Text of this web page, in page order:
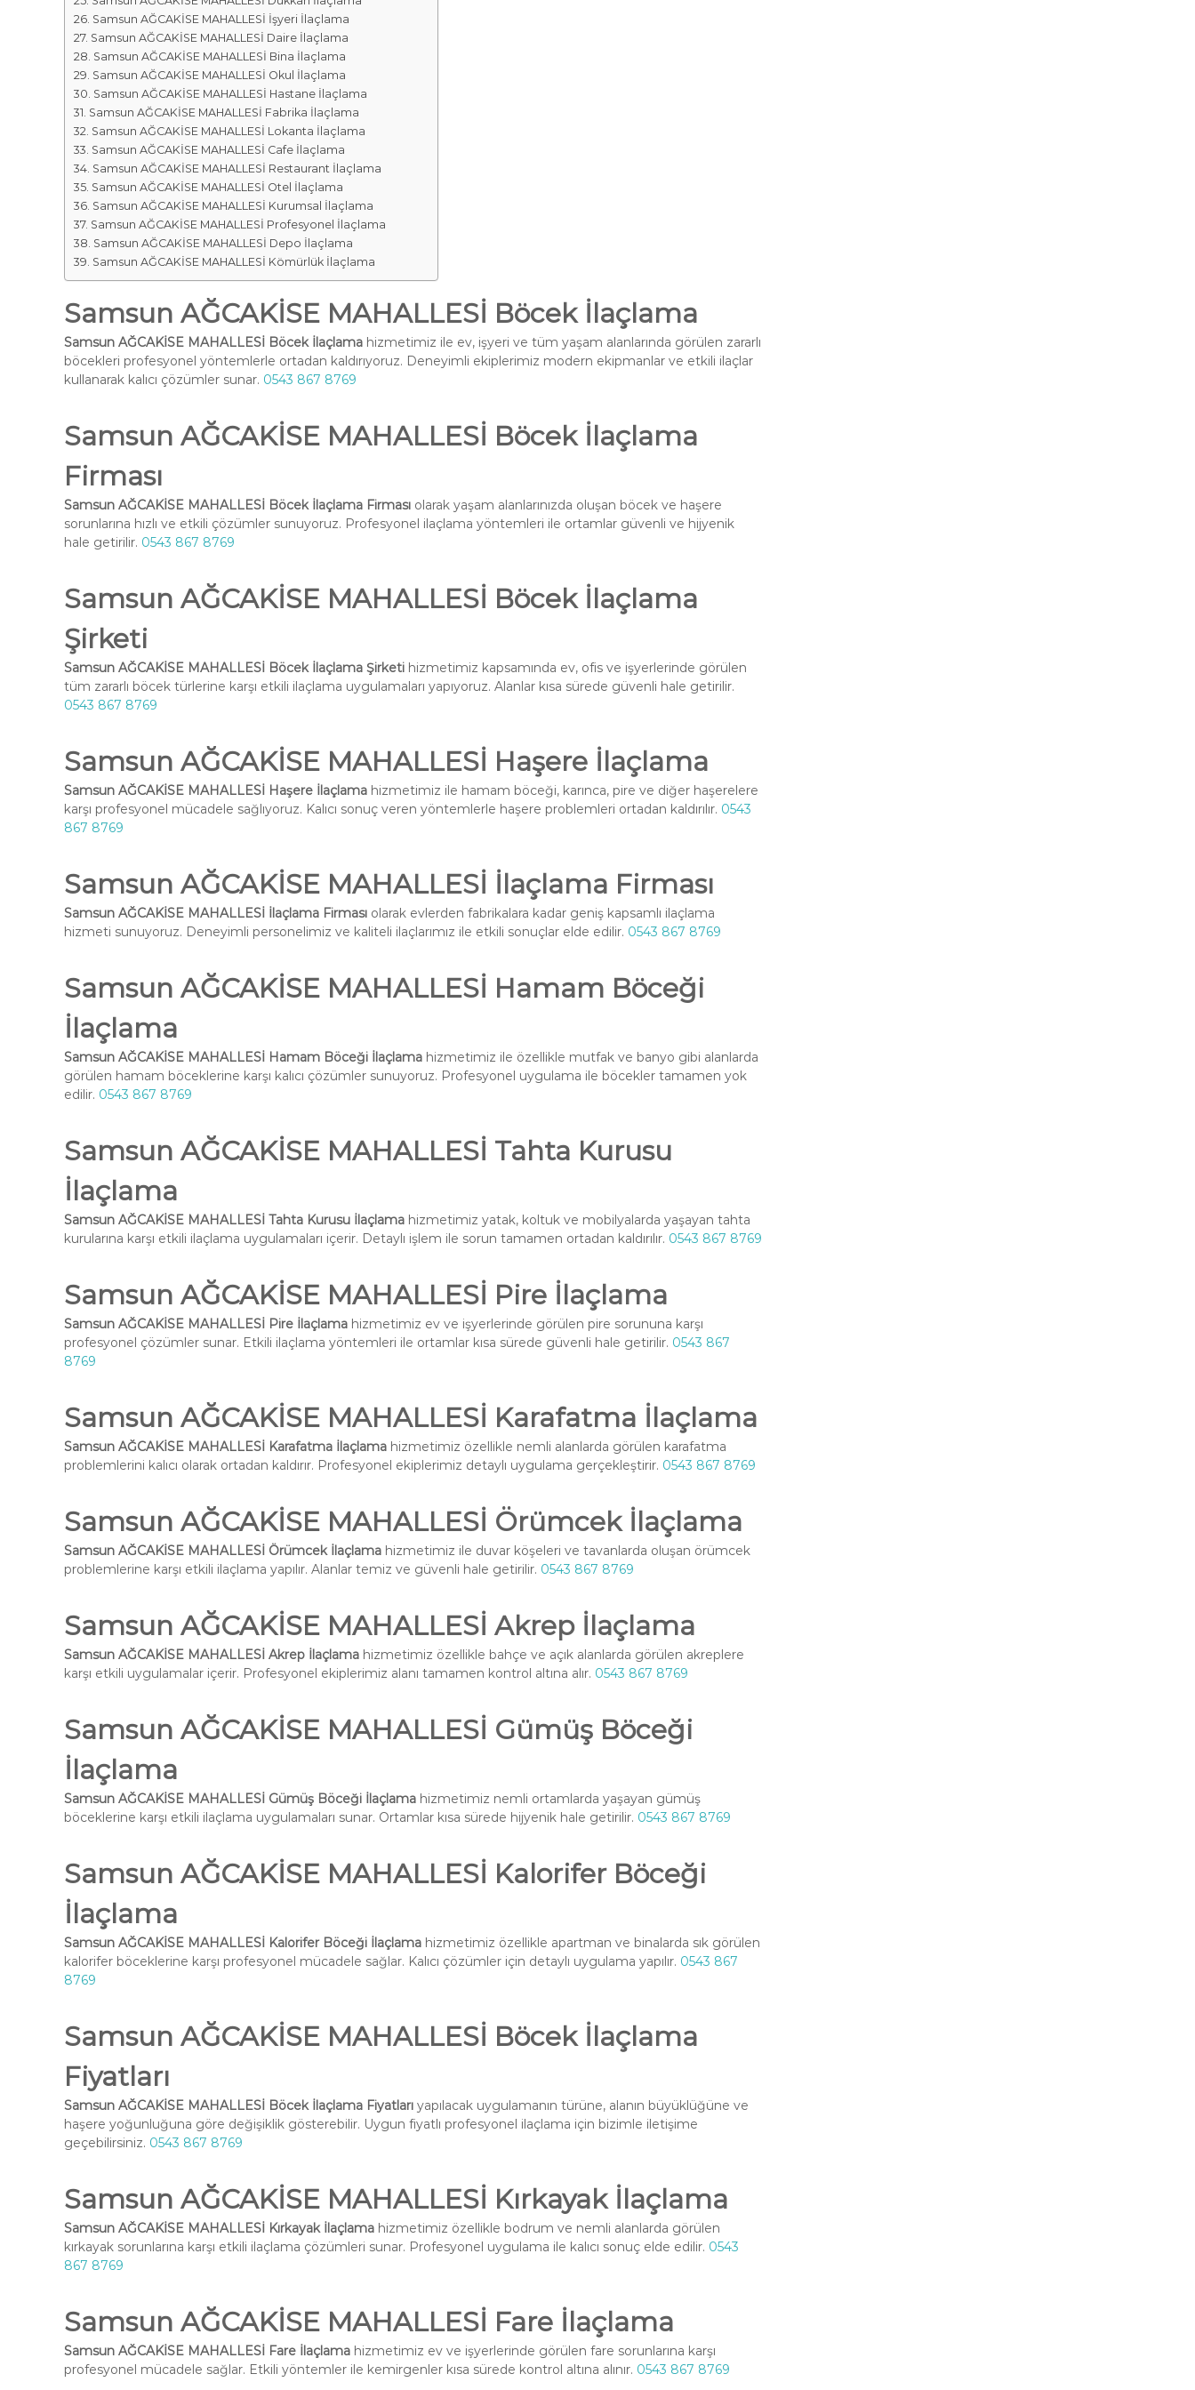
Samsun AĞCAKİSE MAHALLESİ İşyeri İlaçlama
Samsun AĞCAKİSE MAHALLESİ Daire İlaçlama
Samsun AĞCAKİSE MAHALLESİ Bina İlaçlama
Samsun AĞCAKİSE MAHALLESİ Okul İlaçlama
Samsun AĞCAKİSE MAHALLESİ Hastane İlaçlama
Samsun AĞCAKİSE MAHALLESİ Fabrika İlaçlama
Samsun AĞCAKİSE MAHALLESİ Lokanta İlaçlama
Samsun AĞCAKİSE MAHALLESİ Cafe İlaçlama
Samsun AĞCAKİSE MAHALLESİ Restaurant İlaçlama
Samsun AĞCAKİSE MAHALLESİ Otel İlaçlama
Samsun AĞCAKİSE MAHALLESİ Kurumsal İlaçlama
Samsun AĞCAKİSE MAHALLESİ Profesyonel İlaçlama
Samsun AĞCAKİSE MAHALLESİ Depo İlaçlama
Samsun AĞCAKİSE MAHALLESİ Kömürlük İlaçlama
Samsun AĞCAKİSE MAHALLESİ Böcek İlaçlama
Samsun AĞCAKİSE MAHALLESİ Böcek İlaçlama hizmetimiz ile ev, işyeri ve tüm yaşam alanlarında görülen zararlı
böcekleri profesyonel yöntemlerle ortadan kaldırıyoruz. Deneyimli ekiplerimiz modern ekipmanlar ve etkili ilaçlar
kullanarak kalıcı çözümler sunar. 0543 867 8769
Samsun AĞCAKİSE MAHALLESİ Böcek İlaçlama
Firması
Samsun AĞCAKİSE MAHALLESİ Böcek İlaçlama Firması olarak yaşam alanlarınızda oluşan böcek ve haşere
sorunlarına hızlı ve etkili çözümler sunuyoruz. Profesyonel ilaçlama yöntemleri ile ortamlar güvenli ve hijyenik
hale getirilir. 0543 867 8769
Samsun AĞCAKİSE MAHALLESİ Böcek İlaçlama
Şirketi
Samsun AĞCAKİSE MAHALLESİ Böcek İlaçlama Şirketi hizmetimiz kapsamında ev, ofis ve işyerlerinde görülen
tüm zararlı böcek türlerine karşı etkili ilaçlama uygulamaları yapıyoruz. Alanlar kısa sürede güvenli hale getirilir.
0543 867 8769
Samsun AĞCAKİSE MAHALLESİ Haşere İlaçlama
Samsun AĞCAKİSE MAHALLESİ Haşere İlaçlama hizmetimiz ile hamam böceği, karınca, pire ve diğer haşerelere
karşı profesyonel mücadele sağlıyoruz. Kalıcı sonuç veren yöntemlerle haşere problemleri ortadan kaldırılır. 0543
867 8769
Samsun AĞCAKİSE MAHALLESİ İlaçlama Firması
Samsun AĞCAKİSE MAHALLESİ İlaçlama Firması olarak evlerden fabrikalara kadar geniş kapsamlı ilaçlama
hizmeti sunuyoruz. Deneyimli personelimiz ve kaliteli ilaçlarımız ile etkili sonuçlar elde edilir. 0543 867 8769
Samsun AĞCAKİSE MAHALLESİ Hamam Böceği
İlaçlama
Samsun AĞCAKİSE MAHALLESİ Hamam Böceği İlaçlama hizmetimiz ile özellikle mutfak ve banyo gibi alanlarda
görülen hamam böceklerine karşı kalıcı çözümler sunuyoruz. Profesyonel uygulama ile böcekler tamamen yok
edilir. 0543 867 8769
Samsun AĞCAKİSE MAHALLESİ Tahta Kurusu
İlaçlama
Samsun AĞCAKİSE MAHALLESİ Tahta Kurusu İlaçlama hizmetimiz yatak, koltuk ve mobilyalarda yaşayan tahta
kurularına karşı etkili ilaçlama uygulamaları içerir. Detaylı işlem ile sorun tamamen ortadan kaldırılır. 0543 867 8769
Samsun AĞCAKİSE MAHALLESİ Pire İlaçlama
Samsun AĞCAKİSE MAHALLESİ Pire İlaçlama hizmetimiz ev ve işyerlerinde görülen pire sorununa karşı
profesyonel çözümler sunar. Etkili ilaçlama yöntemleri ile ortamlar kısa sürede güvenli hale getirilir. 0543 867
8769
Samsun AĞCAKİSE MAHALLESİ Karafatma İlaçlama
Samsun AĞCAKİSE MAHALLESİ Karafatma İlaçlama hizmetimiz özellikle nemli alanlarda görülen karafatma
problemlerini kalıcı olarak ortadan kaldırır. Profesyonel ekiplerimiz detaylı uygulama gerçekleştirir. 0543 867 8769
Samsun AĞCAKİSE MAHALLESİ Örümcek İlaçlama
Samsun AĞCAKİSE MAHALLESİ Örümcek İlaçlama hizmetimiz ile duvar köşeleri ve tavanlarda oluşan örümcek
problemlerine karşı etkili ilaçlama yapılır. Alanlar temiz ve güvenli hale getirilir. 0543 867 8769
Samsun AĞCAKİSE MAHALLESİ Akrep İlaçlama
Samsun AĞCAKİSE MAHALLESİ Akrep İlaçlama hizmetimiz özellikle bahçe ve açık alanlarda görülen akreplere
karşı etkili uygulamalar içerir. Profesyonel ekiplerimiz alanı tamamen kontrol altına alır. 0543 867 8769
Samsun AĞCAKİSE MAHALLESİ Gümüş Böceği
İlaçlama
Samsun AĞCAKİSE MAHALLESİ Gümüş Böceği İlaçlama hizmetimiz nemli ortamlarda yaşayan gümüş
böceklerine karşı etkili ilaçlama uygulamaları sunar. Ortamlar kısa sürede hijyenik hale getirilir. 0543 867 8769
Samsun AĞCAKİSE MAHALLESİ Kalorifer Böceği
İlaçlama
Samsun AĞCAKİSE MAHALLESİ Kalorifer Böceği İlaçlama hizmetimiz özellikle apartman ve binalarda sık görülen
kalorifer böceklerine karşı profesyonel mücadele sağlar. Kalıcı çözümler için detaylı uygulama yapılır. 0543 867
8769
Samsun AĞCAKİSE MAHALLESİ Böcek İlaçlama
Fiyatları
Samsun AĞCAKİSE MAHALLESİ Böcek İlaçlama Fiyatları yapılacak uygulamanın türüne, alanın büyüklüğüne ve
haşere yoğunluğuna göre değişiklik gösterebilir. Uygun fiyatlı profesyonel ilaçlama için bizimle iletişime
geçebilirsiniz. 0543 867 8769
Samsun AĞCAKİSE MAHALLESİ Kırkayak İlaçlama
Samsun AĞCAKİSE MAHALLESİ Kırkayak İlaçlama hizmetimiz özellikle bodrum ve nemli alanlarda görülen
kırkayak sorunlarına karşı etkili ilaçlama çözümleri sunar. Profesyonel uygulama ile kalıcı sonuç elde edilir. 0543
867 8769
Samsun AĞCAKİSE MAHALLESİ Fare İlaçlama
Samsun AĞCAKİSE MAHALLESİ Fare İlaçlama hizmetimiz ev ve işyerlerinde görülen fare sorunlarına karşı
profesyonel mücadele sağlar. Etkili yöntemler ile kemirgenler kısa sürede kontrol altına alınır. 0543 867 8769